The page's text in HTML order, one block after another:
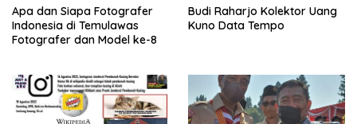
Apa dan Siapa Fotografer
Indonesia di Temulawas
Fotografer dan Model ke-8
Budi Raharjo Kolektor Uang
Kuno Data Tempo